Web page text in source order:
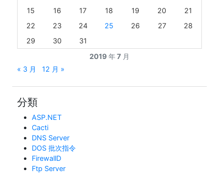
2019 年 7 月
15
16 17 18 19 20
21
22
23 24 25 26 27
28
29
30 31
« 3 月 12 月 »
分類
ASP.NET
Cacti
DNS Server
DOS 批次指令
FirewallD
Ftp Server